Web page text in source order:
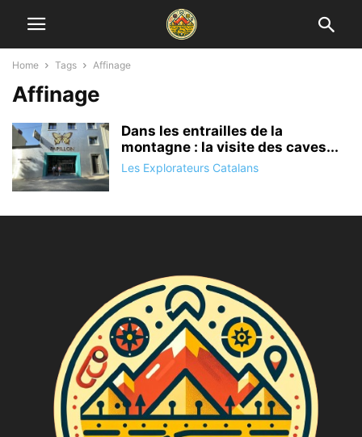
Home Tags Affinage
Affinage
Dans les entrailles de la
montagne : la visite des caves...
Les Explorateurs Catalans